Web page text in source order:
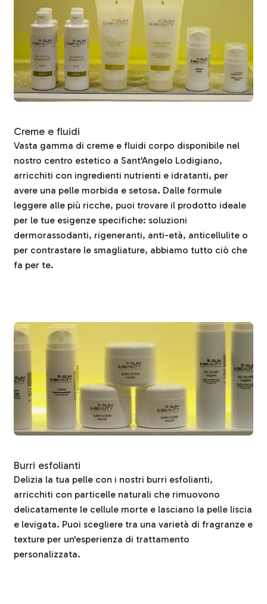
Creme e fluidi
Vasta gamma di creme e fluidi corpo disponibile nel
nostro centro estetico a Sant'Angelo Lodigiano,
arricchiti con ingredienti nutrienti e idratanti, per
avere una pelle morbida e setosa. Dalle formule
leggere alle più ricche, puoi trovare il prodotto ideale
per le tue esigenze specifiche: soluzioni
dermorassodanti, rigeneranti, anti-età, anticellulite o
per contrastare le smagliature, abbiamo tutto ciò che
fa per te.
Burri esfolianti
Delizia la tua pelle con i nostri burri esfolianti,
arricchiti con particelle naturali che rimuovono
delicatamente le cellule morte e lasciano la pelle liscia
e levigata. Puoi scegliere tra una varietà di fragranze e
texture per un'esperienza di trattamento
personalizzata.